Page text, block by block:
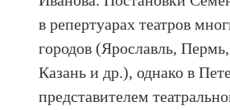
в репертуарах театров
городов (Ярославль,
Казань и др.), однако в
представителем